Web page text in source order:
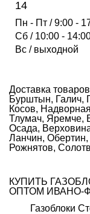
14
Пн - Пт / 9:00 -
Сб / 10:00 -
Вс / выходной
Доставка
Бурштын, Галич,
Косов,
Тлумач, Яремче,
Осада,
Ланчин,
Рожнятов,
КУПИТЬ
ОПТОМ ИВАНО-
Газоблоки